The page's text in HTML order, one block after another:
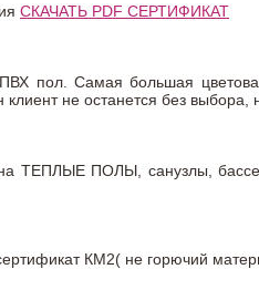
СКАЧАТЬ PDF СЕРТИФИКАТ
пол. Самая большая
не останется без
ТЕПЛЫЕ ПОЛЫ, санузлы,
КМ2( не горючий